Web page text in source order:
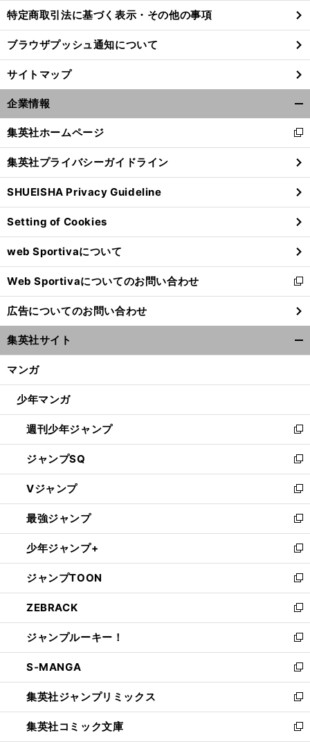
」
。 CS
、
前
特定商取引法に基づく表示・その他の事項
ブラウザプッシュ通知について
サイトマップ
企業情報
閉
る
集英社ホームページ
新
し
い
ウ
ィ
ン
ド
ウ
で
開
く
集英社プライバシーガイドライン
SHUEISHA Privacy Guideline
Setting of Cookies
web Sportivaについて
Web Sportivaについてのお問い合わせ
新
し
い
ウ
ィ
ン
ウ
開
く
広告についてのお問い合わせ
集英社サイト
マンガ
少年マンガ
週刊少年ジャンプ
新
し
い
ウ
ィ
ン
ド
ウ
で
開
く
ジャンプSQ
新
し
い
ウ
ィ
ン
ド
ウ
で
開
く
Vジャンプ
新
し
い
ウ
ィ
ン
ド
ウ
で
開
く
最強ジャンプ
新
し
い
ウ
ィ
ン
ド
ウ
で
開
く
少年ジャンプ+
新
し
い
ウ
ィ
ン
ド
ウ
で
開
く
ジャンプTOON
新
し
い
ウ
ィ
ン
ド
ウ
で
開
く
ZEBRACK
新
し
い
ウ
ィ
ン
ド
ウ
で
ジャンプルーキー！
新
し
い
ウ
ィ
ン
ド
S-MANGA
新
し
い
ウ
ィ
集英社ジャンプリミックス
新
し
い
集英社コミック文庫
新